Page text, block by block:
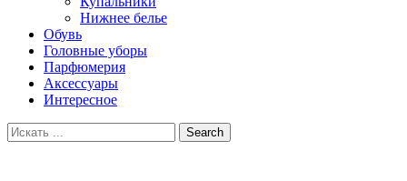
Нижнее белье
Обувь
Головные уборы
Парфюмерия
Аксессуары
Интересное